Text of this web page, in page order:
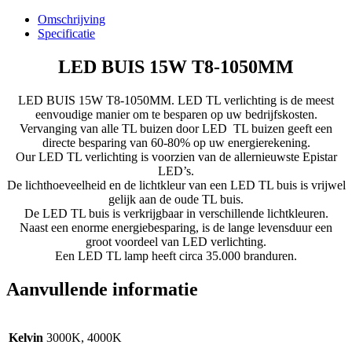
Omschrijving
Specificatie
LED BUIS 15W T8-1050MM
LED BUIS 15W T8-1050MM. LED TL verlichting is de meest
eenvoudige manier om te besparen op uw bedrijfskosten.
Vervanging van alle TL buizen door LED TL buizen geeft een
directe besparing van 60-80% op uw energierekening.
Our LED TL verlichting is voorzien van de allernieuwste Epistar
LED’s.
De lichthoeveelheid en de lichtkleur van een LED TL buis is vrijwel
gelijk aan de oude TL buis.
De LED TL buis is verkrijgbaar in verschillende lichtkleuren.
Naast een enorme energiebesparing, is de lange levensduur een
groot voordeel van LED verlichting.
Een LED TL lamp heeft circa 35.000 branduren.
Aanvullende informatie
Kelvin 3000K, 4000K